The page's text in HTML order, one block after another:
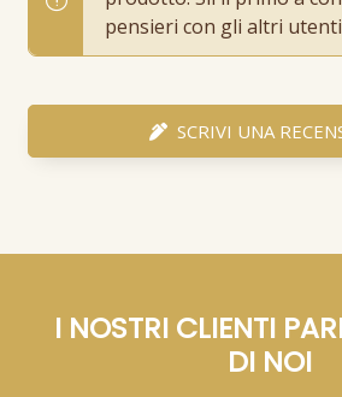
pensieri con gli altri
SCRIVI UNA
I NOSTRI CLIENTI
DI NOI